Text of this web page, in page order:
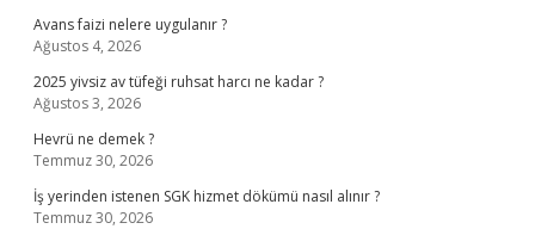
Avans faizi nelere uygulanır ?
Ağustos 4, 2026
2025 yivsiz av tüfeği ruhsat harcı ne kadar ?
Ağustos 3, 2026
Hevrü ne demek ?
Temmuz 30, 2026
İş yerinden istenen SGK hizmet dökümü nasıl alınır ?
Temmuz 30, 2026